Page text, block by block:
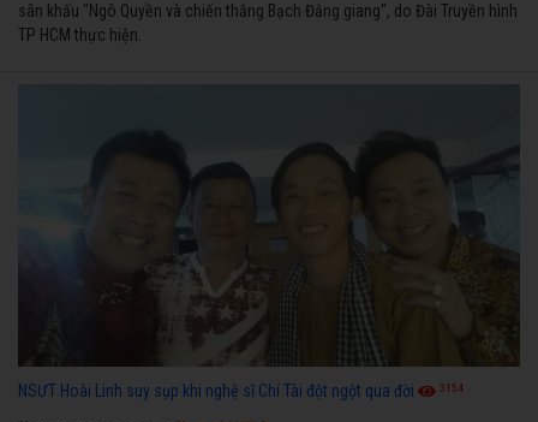
sân khấu "Ngô Quyền và chiến thắng Bạch Đằng giang", do Đài Truyền hình
TP HCM thực hiện.
NSƯT Hoài Linh suy sụp khi nghệ sĩ Chí Tài đột ngột qua đời 3154